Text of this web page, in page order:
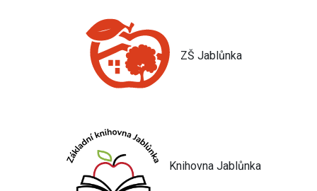
ZŠ Jablůnka
Knihovna Jablůnka